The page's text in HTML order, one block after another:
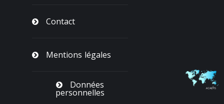
Contact
Mentions légales
Données
personnelles